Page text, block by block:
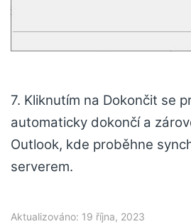
7. Kliknutím na Dokončit se
automaticky dokončí a
Outlook, kde proběhne
serverem.
Aktualizováno: 19 října, 2023